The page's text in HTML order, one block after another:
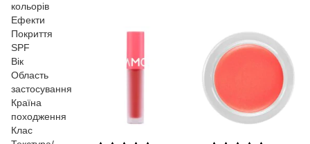
кольорів
Ефекти
Покриття
SPF
Вік
Область
застосування
Країна
походження
Клас